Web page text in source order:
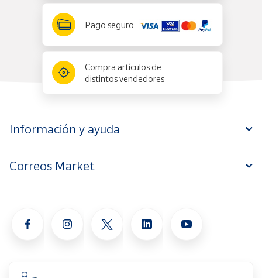
Pago seguro
Compra artículos de
distintos vendedores
Información y ayuda
Correos Market